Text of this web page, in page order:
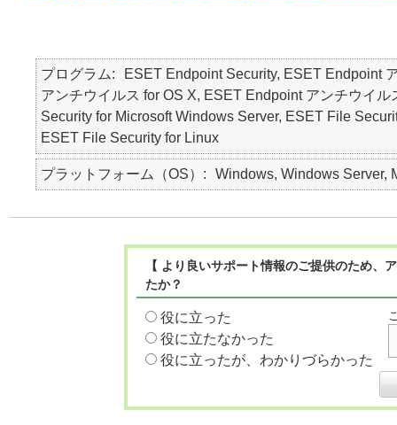
プログラム
ESET Endpoint Security, ESET Endpoint
アンチウイルス for OS X, ESET Endpoint アンチウイ
Security for Microsoft Windows Server, ESET File
ESET File Security for Linux
プラットフォーム（OS） Windows, Windows Server,
【 より良いサポート情報のご提供のため
たか？
役に立った
役に立たなかった
役に立ったが、わかりづらかった